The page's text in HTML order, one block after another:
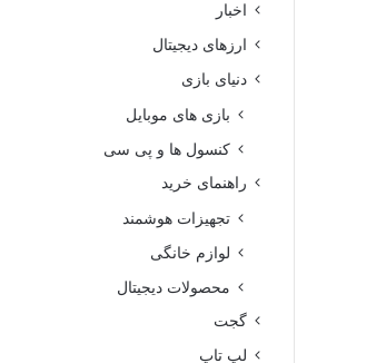
اخبار
ارزهای دیجیتال
دنیای بازی
بازی های موبایل
کنسول ها و پی سی
راهنمای خرید
تجهیزات هوشمند
لوازم خانگی
محصولات دیجیتال
گجت
لپ تاپ